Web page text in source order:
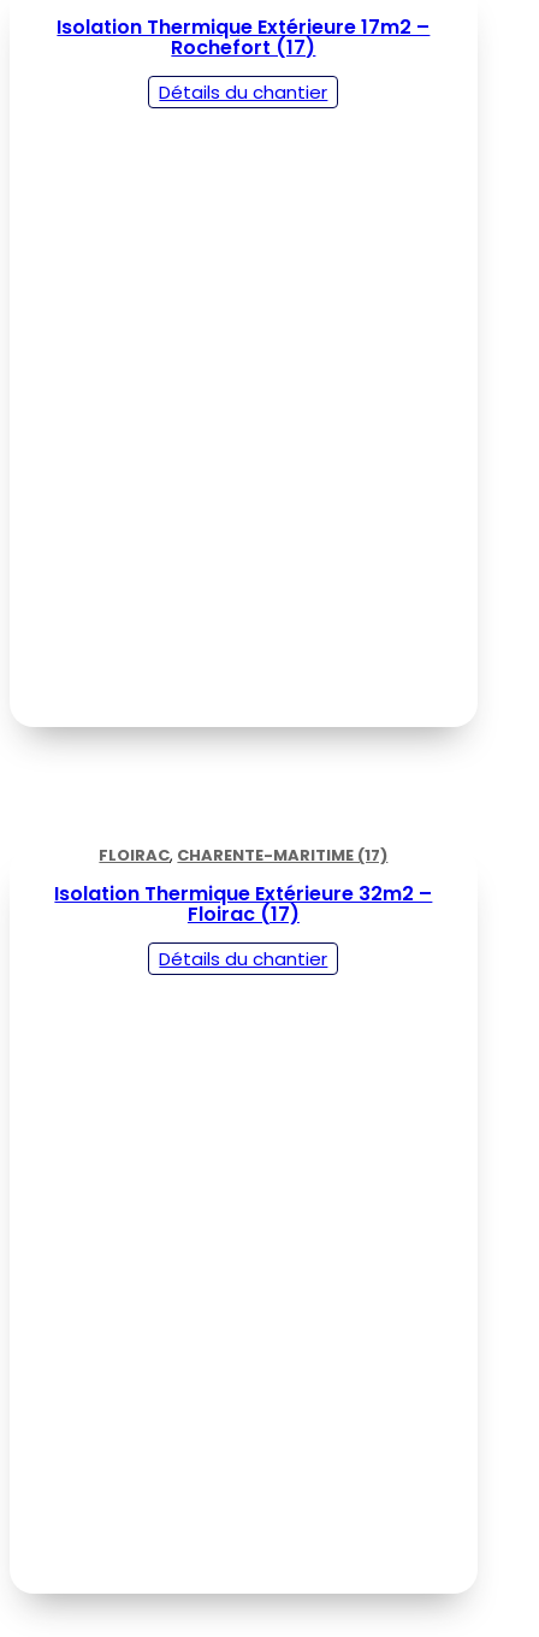
Isolation Thermique Extérieure 17m2 –
Rochefort (17)
Détails du chantier
FLOIRAC, CHARENTE-MARITIME (17)
Isolation Thermique Extérieure 32m2 –
Floirac (17)
Détails du chantier